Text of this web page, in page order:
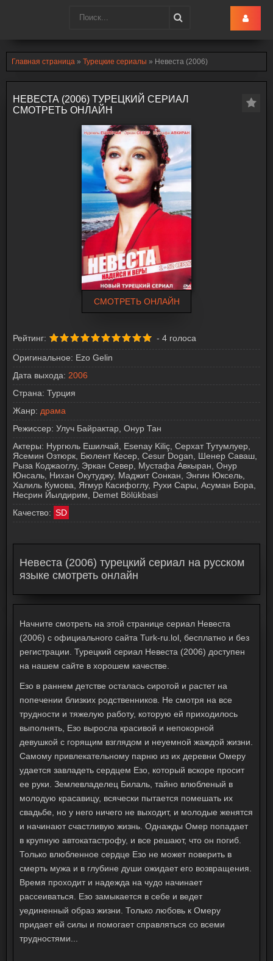
Главная страница » Турецкие сериалы » Невеста (2006)
НЕВЕСТА (2006) ТУРЕЦКИЙ СЕРИАЛ
СМОТРЕТЬ ОНЛАЙН
СМОТРЕТЬ ОНЛАЙН
Рейтинг: - 4 голоса
Оригинальное: Ezo Gelin
Дата выхода: 2006
Страна: Турция
Жанр: драма
Режиссер: Улуч Байрактар, Онур Тан
Актеры: Нургюль Ешилчай, Esenay Kiliç, Серхат Тутумлуер,
Ясемин Озтюрк, Бюлент Кесер, Cesur Dogan, Шенер Саваш,
Рыза Коджаоглу, Эркан Север, Мустафа Авкыран, Онур
Юнсаль, Нихан Окутуджу, Маджит Сонкан, Энгин Юксель,
Халиль Кумова, Ягмур Касифоглу, Рухи Сары, Асуман Бора,
Несрин Йылдирим, Demet Bölükbasi
Качество: SD
Невеста (2006) турецкий сериал на русском
языке смотреть онлайн
Начните смотреть на этой странице сериал Невеста
(2006) с официального сайта Turk-ru.lol, бесплатно и без
регистрации. Турецкий сериал Невеста (2006) доступен
на нашем сайте в хорошем качестве.
Езо в раннем детстве осталась сиротой и растет на
попечении близких родственников. Не смотря на все
трудности и тяжелую работу, которую ей приходилось
выполнять, Езо выросла красивой и непокорной
девушкой с горящим взглядом и неуемной жаждой жизни.
Самому привлекательному парню из их деревни Омеру
удается завладеть сердцем Езо, который вскоре просит
ее руки. Землевладелец Билаль, тайно влюбленый в
молодую красавицу, всячески пытается помешать их
свадьбе, но у него ничего не выходит, и молодые женятся
и начинают счастливую жизнь. Однажды Омер попадает
в крупную автокатастрофу, и все решают, что он погиб.
Только влюбленное сердце Езо не может поверить в
смерть мужа и в глубине души ожидает его возвращения.
Время проходит и надежда на чудо начинает
рассеиваться. Езо замыкается в себе и ведет
уединенный образ жизни. Только любовь к Омеру
придает ей силы и помогает справляться со всеми
трудностями...
Turk-Ru.lol